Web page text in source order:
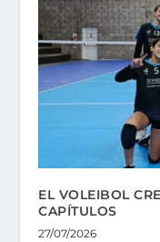
EL VOLEIBOL
CAPÍTULOS
27/07/2026